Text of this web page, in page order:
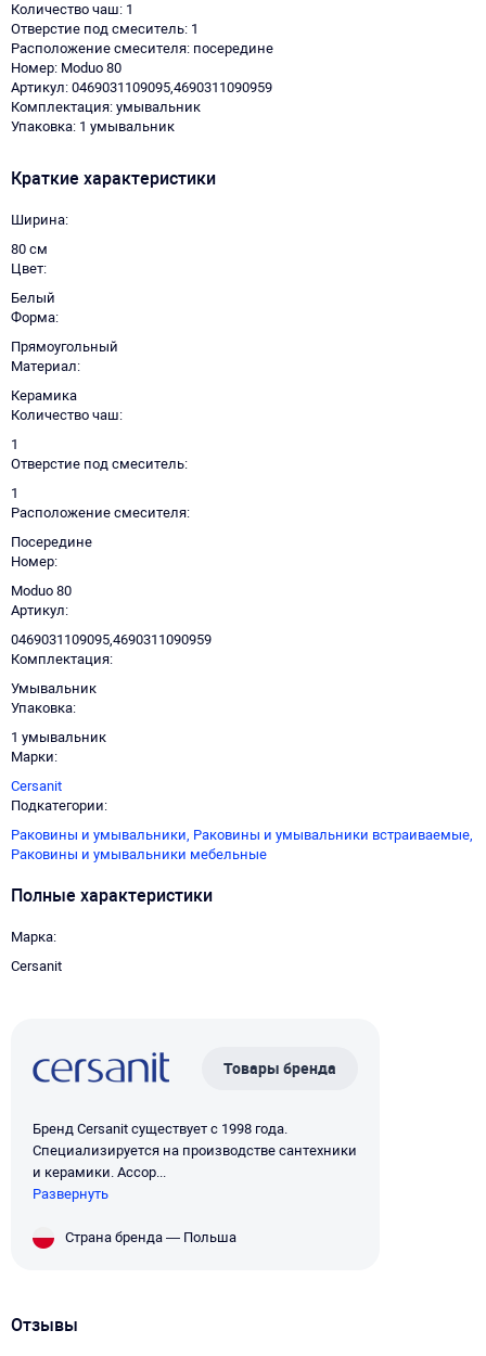
Количество чаш: 1
Отверстие под смеситель: 1
Расположение смесителя: посередине
Номер: Moduo 80
Артикул: 0469031109095,4690311090959
Комплектация: умывальник
Упаковка: 1 умывальник
Краткие характеристики
Ширина
80 см
Цвет
Белый
Форма
Прямоугольный
Материал
Керамика
Количество чаш
1
Отверстие под смеситель
1
Расположение смесителя
Посередине
Номер
Moduo 80
Артикул
0469031109095,4690311090959
Комплектация
Умывальник
Упаковка
1 умывальник
Марки
Cersanit
Подкатегории
Раковины и умывальники, Раковины и умывальники встраиваемые,
Раковины и умывальники мебельные
Полные характеристики
Марка
Cersanit
Товары бренда
Бренд Cersanit существует с 1998 года.
Специализируется на производстве сантехники
и керамики. Ассор...
Развернуть
Страна бренда — Польша
Отзывы